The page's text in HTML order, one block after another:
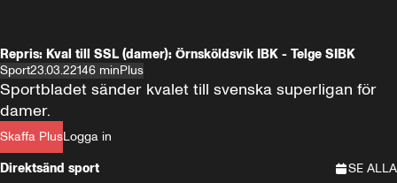
Repris: Kval till SSL (damer): Örnsköldsvik IBK - Telge SIBK
Sport23.03.22146 minPlus
Skaffa PlusLogga in
Sportbladet sänder kvalet till svenska superligan för
damer.
Direktsänd sport
SE ALLA